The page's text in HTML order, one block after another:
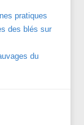
pratiques
des blés sur
du